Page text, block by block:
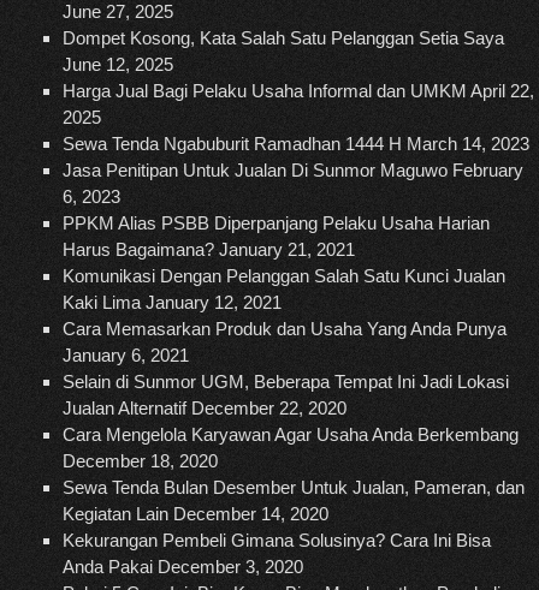
June 27, 2025
Dompet Kosong, Kata Salah Satu Pelanggan Setia Saya
June 12, 2025
Harga Jual Bagi Pelaku Usaha Informal dan UMKM April 22,
2025
Sewa Tenda Ngabuburit Ramadhan 1444 H March 14, 2023
Jasa Penitipan Untuk Jualan Di Sunmor Maguwo February
6, 2023
PPKM Alias PSBB Diperpanjang Pelaku Usaha Harian
Harus Bagaimana? January 21, 2021
Komunikasi Dengan Pelanggan Salah Satu Kunci Jualan
Kaki Lima January 12, 2021
Cara Memasarkan Produk dan Usaha Yang Anda Punya
January 6, 2021
Selain di Sunmor UGM, Beberapa Tempat Ini Jadi Lokasi
Jualan Alternatif December 22, 2020
Cara Mengelola Karyawan Agar Usaha Anda Berkembang
December 18, 2020
Sewa Tenda Bulan Desember Untuk Jualan, Pameran, dan
Kegiatan Lain December 14, 2020
Kekurangan Pembeli Gimana Solusinya? Cara Ini Bisa
Anda Pakai December 3, 2020